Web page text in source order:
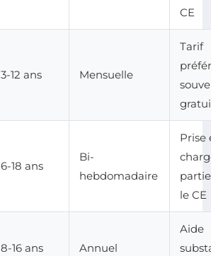
CE
3-12 ans Mensuelle
Tarif
6-18 ans
Bi-
hebdomadaire
Prise
le CE
8-16 ans Annuel
Aide